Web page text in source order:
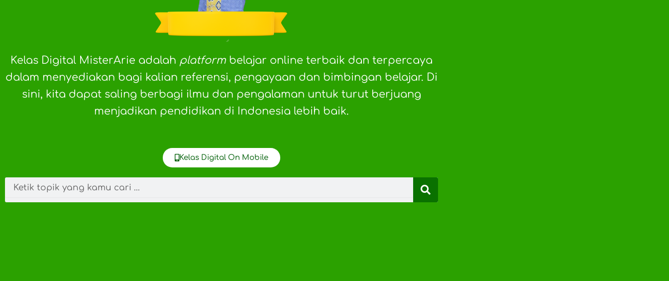
Kelas Digital MisterArie adalah platform belajar online terbaik dan terpercaya
dalam menyediakan bagi kalian referensi, pengayaan dan bimbingan belajar. Di
sini, kita dapat saling berbagi ilmu dan pengalaman untuk turut berjuang
menjadikan pendidikan di Indonesia lebih baik.
Kelas Digital On Mobile
Search